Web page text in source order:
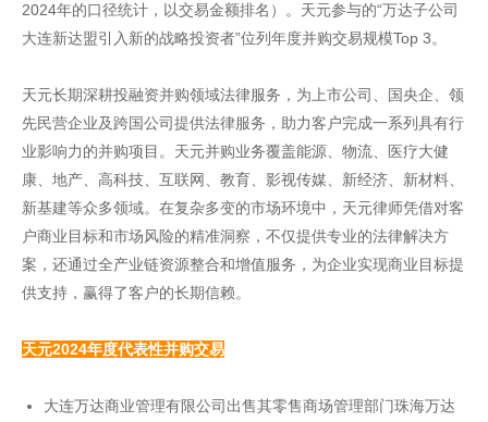
2024年的口径统计，以交易金额排名）。天元参与的“万达子公司
大连新达盟引入新的战略投资者”位列年度并购交易规模Top 3。
天元长期深耕投融资并购领域法律服务，为上市公司、国央企、领
先民营企业及跨国公司提供法律服务，助力客户完成一系列具有行
业影响力的并购项目。天元并购业务覆盖能源、物流、医疗大健
康、地产、高科技、互联网、教育、影视传媒、新经济、新材料、
新基建等众多领域。在复杂多变的市场环境中，天元律师凭借对客
户商业目标和市场风险的精准洞察，不仅提供专业的法律解决方
案，还通过全产业链资源整合和增值服务，为企业实现商业目标提
供支持，赢得了客户的长期信赖。
天元2024年度代表性并购交易
大连万达商业管理有限公司出售其零售商场管理部门珠海万达